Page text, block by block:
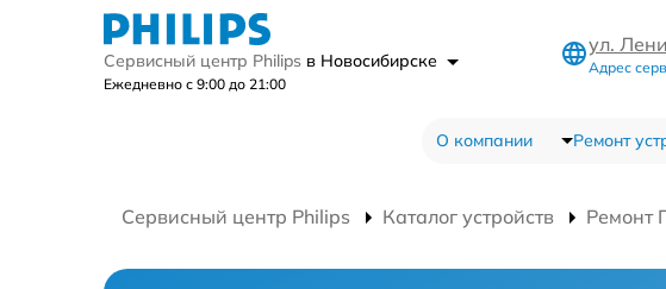
Сервисный центр Philips в Новосибирске
Ежедневно с 9:00 до 21:00
ул.
Адрес
О компании Ремонт
Сервисный центр Philips Каталог устройств Ремонт